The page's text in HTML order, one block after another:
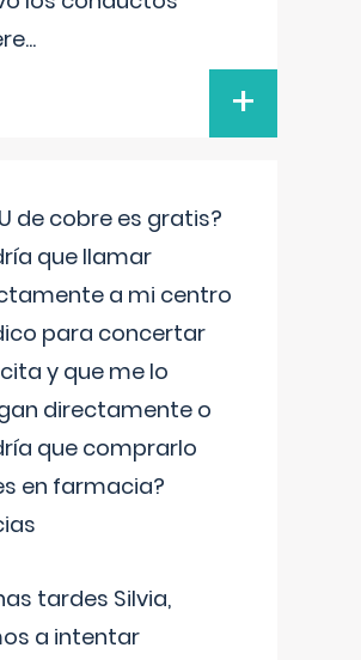
...
+
de cobre es gratis?
que llamar
a mi centro
para concertar
y que me lo
directamente o
que comprarlo
en farmacia?
tardes Silvia,
a intentar